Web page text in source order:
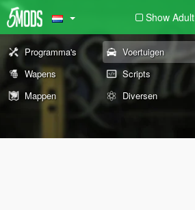
Show Adult
Programma's Voertuigen
Wapens
Scripts
Mappen
Diversen